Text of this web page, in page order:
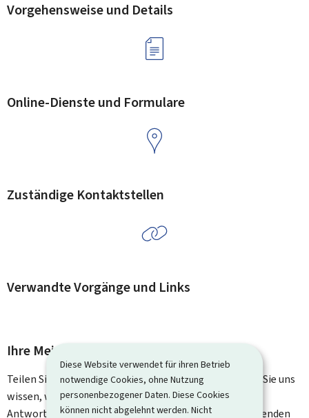
Diese Website verwendet für ihren Betrieb
notwendige Cookies, ohne Nutzung
personenbezogener Daten. Diese Cookies
können nicht abgelehnt werden. Nicht
Vorgehensweise und Details
Online-Dienste und Formulare
Zuständige Kontaktstellen
Verwandte Vorgänge und Links
Ihre Meinung interessiert uns
Teilen Sie uns Ihre Meinung zu dieser Seite mit. Lassen Sie uns
wissen, was wir verbessern können. Sie erhalten keine
Antwort auf Ihr Feedback. Für spezifische Fragen verwenden